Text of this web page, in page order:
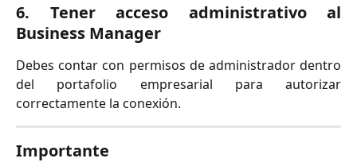
6. Tener acceso administrativo al
Business Manager
Debes contar con permisos de administrador dentro
del portafolio empresarial para autorizar
correctamente la conexión.
Importante